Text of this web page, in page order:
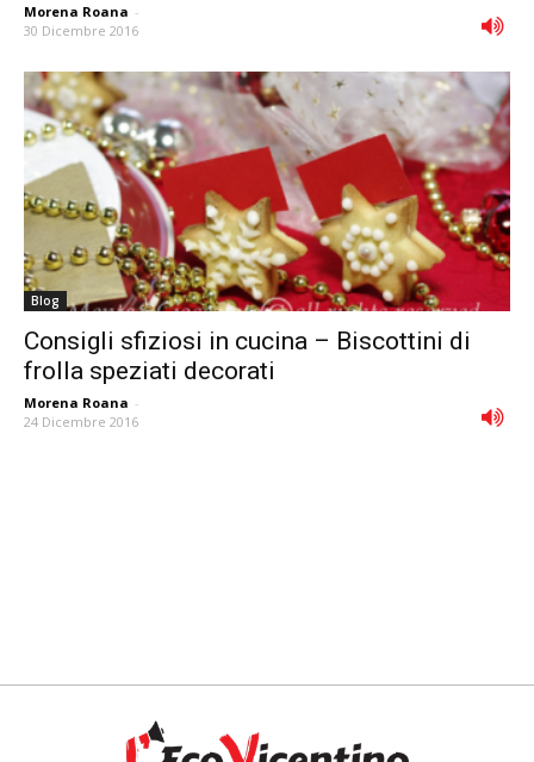
Morena Roana -
30 Dicembre 2016
Blog
Consigli sfiziosi in cucina – Biscottini di
frolla speziati decorati
Morena Roana -
24 Dicembre 2016